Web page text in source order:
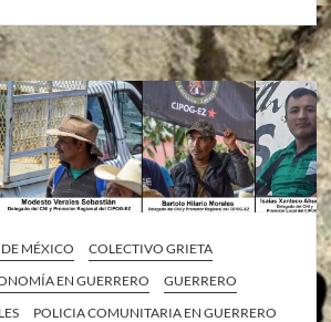
MÉXICO
COLECTIVO GRIETA
EN GUERRERO
GUERRERO
POLICIA COMUNITARIA EN GUERRERO